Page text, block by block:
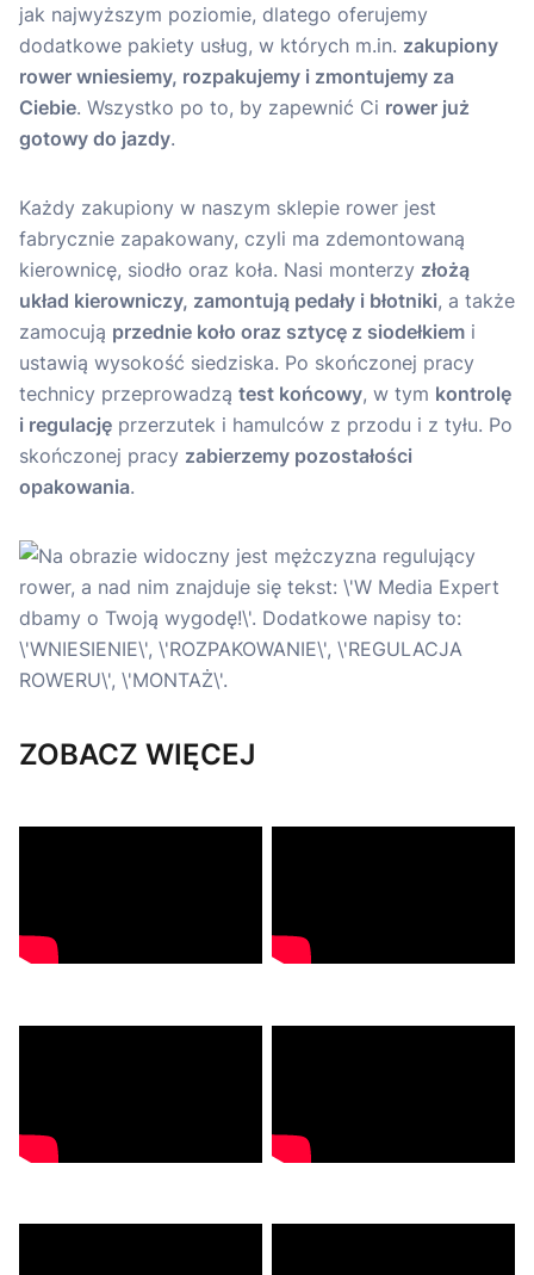
jak najwyższym poziomie, dlatego oferujemy
dodatkowe pakiety usług, w których m.in. zakupiony
rower wniesiemy, rozpakujemy i zmontujemy za
Ciebie. Wszystko po to, by zapewnić Ci rower już
gotowy do jazdy.
Każdy zakupiony w naszym sklepie rower jest
fabrycznie zapakowany, czyli ma zdemontowaną
kierownicę, siodło oraz koła. Nasi monterzy złożą
układ kierowniczy, zamontują pedały i błotniki, a także
zamocują przednie koło oraz sztycę z siodełkiem i
ustawią wysokość siedziska. Po skończonej pracy
technicy przeprowadzą test końcowy, w tym kontrolę
i regulację przerzutek i hamulców z przodu i z tyłu. Po
skończonej pracy zabierzemy pozostałości
opakowania.
ZOBACZ WIĘCEJ